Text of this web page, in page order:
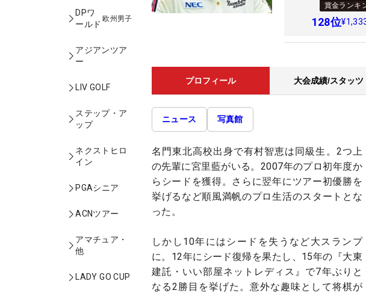
DPワ
ールド
欧州男子
アジアンツア
ー
LIV GOLF
ステップ・ア
ップ
ネクストヒロ
イン
PGAシニア
ACNツアー
アマチュア・
他
LADY GO CUP
賞金ランキ
128位
プロフィール 大会成績/スタッツ
ニュース 写真館
名門東北高校出身で有村智恵は同級生。2つ上
の先輩に宮里藍がいる。2007年のプロ初年度か
らシードを獲得。さらに翌年にツアー初優勝を
挙げるなど順風満帆のプロ生活のスタートとな
った。
しかし10年にはシードを失うなど大スランプ
に。12年にシード復帰を果たし、15年の『大東
建託・いい部屋ネットレディス』で7年ぶりと
なる2勝目を挙げた。意外な趣味として将棋が